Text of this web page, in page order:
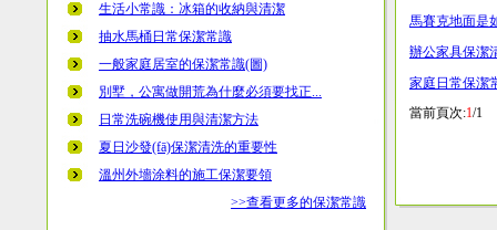
生活小常識：冰箱的收納與清潔
抽水馬桶日常保潔常識
一般家庭居室的保潔常識(圖)
別墅，公寓做開荒為什麼必須要找正...
日常洗碗機使用與清潔方法
夏日沙發(fā)保潔清洗的重要性
溫州外墻涂料的施工保潔要領
>>查看更多的保潔常識
馬賽克地面是
辦公家具保潔
家庭日常保潔
當前頁次:1/